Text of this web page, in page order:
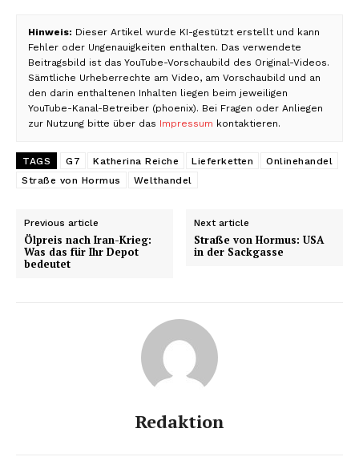
Hinweis: Dieser Artikel wurde KI-gestützt erstellt und kann
Fehler oder Ungenauigkeiten enthalten. Das verwendete
Beitragsbild ist das YouTube-Vorschaubild des Original-Videos.
Sämtliche Urheberrechte am Video, am Vorschaubild und an
den darin enthaltenen Inhalten liegen beim jeweiligen
YouTube-Kanal-Betreiber (phoenix). Bei Fragen oder Anliegen
zur Nutzung bitte über das Impressum kontaktieren.
TAGS G7 Katherina Reiche Lieferketten
Onlinehandel
Straße von Hormus
Welthandel
Previous article
Ölpreis nach Iran-Krieg:
Was das für Ihr Depot
bedeutet
Next article
Straße von Hormus: USA
in der Sackgasse
Redaktion